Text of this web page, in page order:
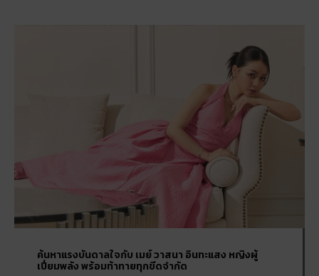
ค้นหาแรงบันดาลใจกับ เมย์ วาสนา อินทะแสง หญิงผู้
เปี่ยมพลัง พร้อมท้าทายทุกขีดจำกัด